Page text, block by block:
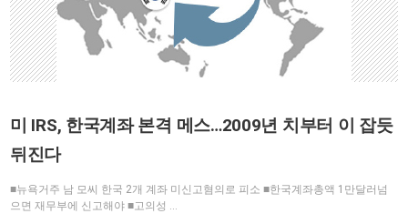
미 IRS, 한국계좌 본격 메스…2009년 치부터 이 잡듯
뒤진다
■뉴욕거주 남 모씨 한국 2개 계좌 미신고혐의로 피소 ■한국계좌총액 1만달러넘
으면 재무부에 신고해야 ■고의성 …